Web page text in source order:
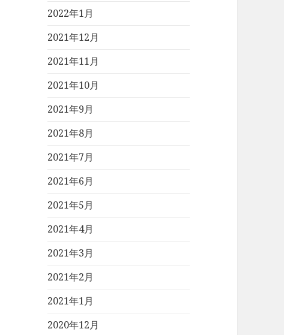
2022年1月
2021年12月
2021年11月
2021年10月
2021年9月
2021年8月
2021年7月
2021年6月
2021年5月
2021年4月
2021年3月
2021年2月
2021年1月
2020年12月